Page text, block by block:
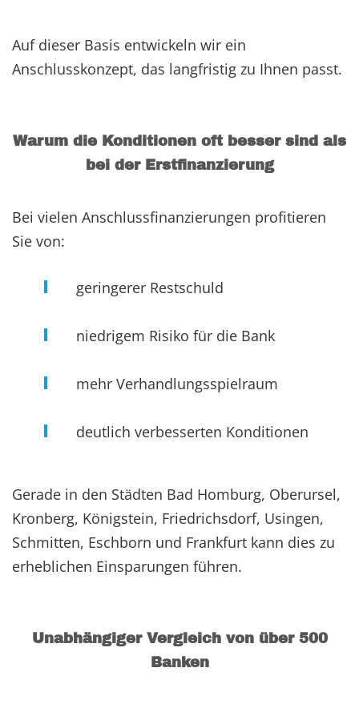
Auf dieser Basis entwickeln wir ein
Anschlusskonzept, das langfristig zu Ihnen passt.
Warum die Konditionen oft besser sind als
bei der Erstfinanzierung
Bei vielen Anschlussfinanzierungen profitieren
Sie von:
geringerer Restschuld
niedrigem Risiko für die Bank
mehr Verhandlungsspielraum
deutlich verbesserten Konditionen
Gerade in den Städten Bad Homburg, Oberursel,
Kronberg, Königstein, Friedrichsdorf, Usingen,
Schmitten, Eschborn und Frankfurt kann dies zu
erheblichen Einsparungen führen.
Unabhängiger Vergleich von über 500
Banken